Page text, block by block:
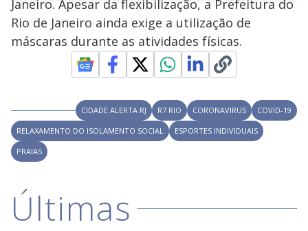
a
y
V
i
n
d
s
u
n
o
s
Janeiro. Apesar da flexibilização, a Prefeitura do
Rio de Janeiro ainda exige a utilização de
máscaras durante as atividades físicas.
CIDADE ALERTA RJ R7 RIO CORONAVIRUS
COVID-19
RELAXAMENTO DO ISOLAMENTO SOCIAL
ESPORTES INDIVIDUAIS
PRAIAS
Últimas